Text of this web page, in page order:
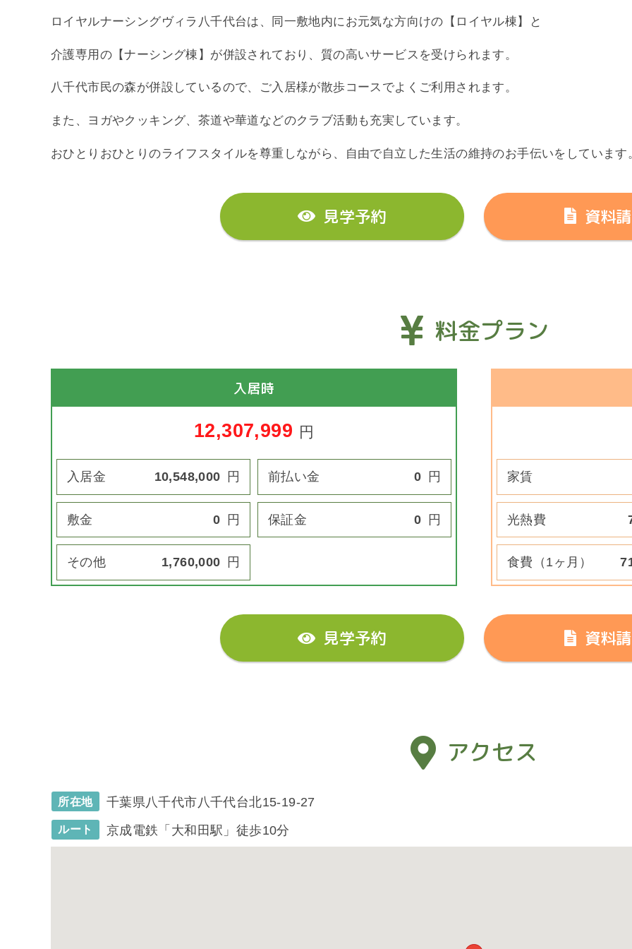
ロイヤルナーシングヴィラ八千代台は、同一敷地内にお元気な方向けの【ロイヤル棟】と
介護専用の【ナーシング棟】が併設されており、質の高いサービスを受けられます。
八千代市民の森が併設しているので、ご入居様が散歩コースでよくご利用されます。
また、ヨガやクッキング、茶道や華道などのクラブ活動も充実しています。
おひとりおひとりのライフスタイルを尊重しながら、自由で自立した生活の維持のお手伝いをしています
見学予約 資料
料金プラン
入居時
12,307,999 円
入居金 10,548,000 円 前払い金 0 円
敷金 0 円 保証金 0 円
その他 1,760,000 円
家賃
光熱費
食費（1ヶ月）
見学予約 資料
アクセス
所在地 千葉県八千代市八千代台北15-19-27
ルート 京成電鉄「大和田駅」徒歩10分